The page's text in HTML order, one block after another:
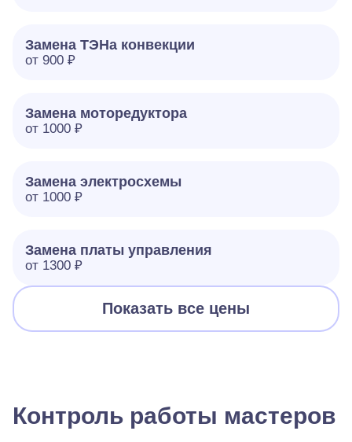
Замена ТЭНа конвекции
от 900 ₽
Замена моторедуктора
от 1000 ₽
Замена электросхемы
от 1000 ₽
Замена платы управления
от 1300 ₽
Показать все цены
Контроль работы мастеров